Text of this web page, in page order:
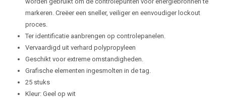
markeren. Creëer een sneller, veiliger en eenvoudiger lockout
proces.
Ter identificatie aanbrengen op controlepanelen.
Vervaardigd uit verhard polypropyleen
Geschikt voor extreme omstandigheden.
Grafische elementen ingesmolten in de tag.
25 stuks
Kleur: Geel op wit